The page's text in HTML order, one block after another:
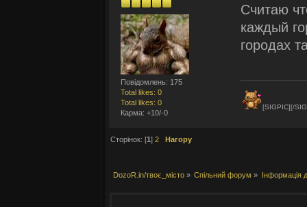
Повідомлень: 175
Total likes: 0
Total likes: 0
Карма: +10/-0
Считаю
каждый
городах
[SIGPIC][/
Сторінок: [1]2 Нагору
DozoR.in/твоє_місто » Спільний форум » Інформація